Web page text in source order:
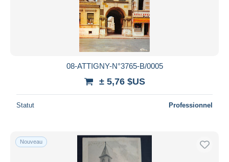
08-ATTIGNY-N°3765-B/0005
± 5,76 $US
Statut Professionnel
Nouveau